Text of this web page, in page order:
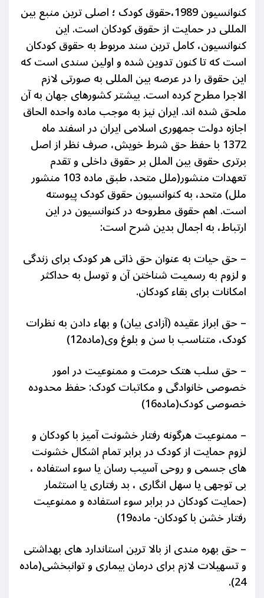
کنوانسیون 1989،حقوق کودک ؛ اصلی ترین منبع بین
المللی در حمایت از حقوق کودکان است. این
کنوانسیون، کامل ترین سند مربوط به حقوق کودکان
است که تا کنون تدوین شده و اولین سندی است که
این حقوق را در عرصه بین المللی به صورتی لازم
الاجرا مطرح کرده است. بیشتر کشورهای جهان به آن
ملحق شده اند. ایران نیز به موجب ماده واحده الحاق
اجازه دولت جمهوری اسلامی ایران در اسفند ماه
1372 با حفظ حق شرط خویش، صرف نظر از اصل
برتری حقوق بین الملل بر حقوق داخلی و تقدم
تعهدات منشور(ملل متحد، طبق ماده 103 منشور
ملل) متحد، به کنوانسیون حقوق کودک پیوسته
است.اهم حقوق مطروحه در کنوانسیون در این
ارتباط، به اجمال بدین شرح است:
– حق حیات به عنوان حق ذاتی هر کودک برای زندگی
و لزوم به رسمیت شناختن آن و توسل به حداکثر
امکانات برای بقاء کودکان.
– حق ابراز عقیده (آزادی بیان) و بهاء دادن به نظرات
کودک، متناسب با سن و بلوغ وی(ماده12)
– حق سلب هتک حرمت و ممنوعیت در امور
خصوصی خانوادگی و مکاتبات کودک: حفظ محدوده
خصوصی کودک(ماده16)
– ممنوعیت هرگونه رفتار خشونت آمیز با کودکان و
لزوم حمایت از کودک در برابر تمام اشکال خشونت
های جسمی و روحی آسیب رسان یا سوء استفاده ،
بی توجهی یا سهل انگاری ، بد رفتاری یا استثمار
(حمایت کودکان در برابر سوء استفاده و ممنوعیت
رفتار خشن با کودکان- ماده19)
– حق بهره مندی از بالا ترین استاندارد های بهداشتی
و تسهیلات لازم برای درمان بیماری و توانبخشی(ماده
24).